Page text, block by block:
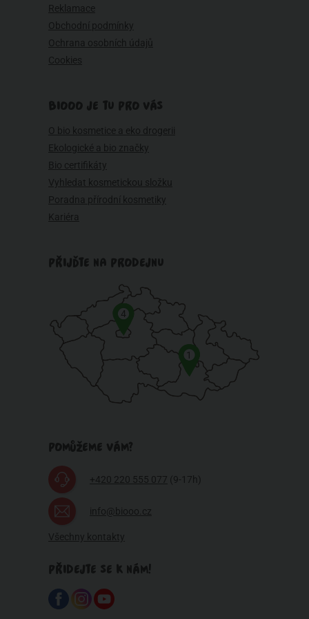
Reklamace
Obchodní podmínky
Ochrana osobních údajů
Cookies
BIOOO JE TU PRO VÁS
O bio kosmetice a eko drogerii
Ekologické a bio značky
Bio certifikáty
Vyhledat kosmetickou složku
Poradna přírodní kosmetiky
Kariéra
PŘIJĎTE NA PRODEJNU
1
4
POMŮŽEME VÁM?
+420 220 555 077 (9-17h)
info@biooo.cz
Všechny kontakty
PŘIDEJTE SE K NÁM!